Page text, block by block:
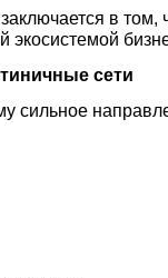
в том,
экосистемой
сети
сильное